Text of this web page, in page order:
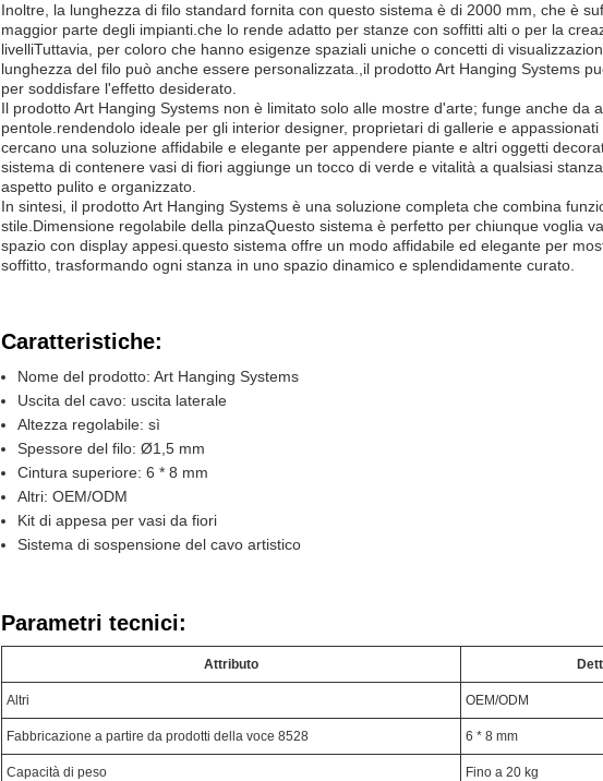
Inoltre, la lunghezza di filo standard fornita con questo sistema è di 2000 mm, che è
maggior parte degli impianti.che lo rende adatto per stanze con soffitti alti o per la
livelliTuttavia, per coloro che hanno esigenze spaziali uniche o concetti di
lunghezza del filo può anche essere personalizzata.,il prodotto Art Hanging Systems
per soddisfare l'effetto desiderato.
Il prodotto Art Hanging Systems non è limitato solo alle mostre d'arte; funge anche da
pentole.rendendolo ideale per gli interior designer, proprietari di gallerie e appassionati
cercano una soluzione affidabile e elegante per appendere piante e altri oggetti
sistema di contenere vasi di fiori aggiunge un tocco di verde e vitalità a qualsiasi
aspetto pulito e organizzato.
In sintesi, il prodotto Art Hanging Systems è una soluzione completa che combina
stile.Dimensione regolabile della pinzaQuesto sistema è perfetto per chiunque voglia
spazio con display appesi.questo sistema offre un modo affidabile ed elegante per
soffitto, trasformando ogni stanza in uno spazio dinamico e splendidamente curato.
Caratteristiche:
Nome del prodotto: Art Hanging Systems
Uscita del cavo: uscita laterale
Altezza regolabile: sì
Spessore del filo: Ø1,5 mm
Cintura superiore: 6 * 8 mm
Altri: OEM/ODM
Kit di appesa per vasi da fiori
Sistema di sospensione del cavo artistico
Parametri tecnici:
Attributo
Altri OEM/ODM
Fabbricazione a partire da prodotti della voce 8528 6 * 8 mm
Capacità di peso Fino a 20 kg